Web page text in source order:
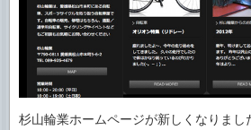
杉山輪業ホームページが新しくなりまし